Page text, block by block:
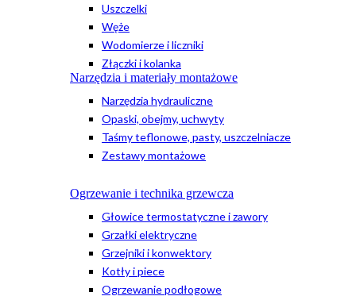
Uszczelki
Węże
Wodomierze i liczniki
Złączki i kolanka
Narzędzia i materiały montażowe
Narzędzia hydrauliczne
Opaski, obejmy, uchwyty
Taśmy teflonowe, pasty, uszczelniacze
Zestawy montażowe
Ogrzewanie i technika grzewcza
Głowice termostatyczne i zawory
Grzałki elektryczne
Grzejniki i konwektory
Kotły i piece
Ogrzewanie podłogowe